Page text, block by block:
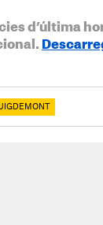
d’última